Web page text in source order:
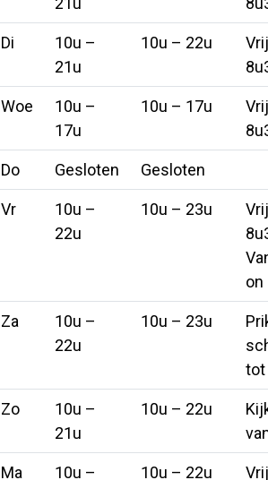
Di
10u –
21u
10u – 22u
Woe
10u –
17u
10u – 17u
Do Gesloten Gesloten
Vr
10u –
22u
10u – 23u
on
Za
10u –
22u
10u – 23u
tot
Zo
10u –
21u
10u – 22u
Ma 10u – 10u – 22u